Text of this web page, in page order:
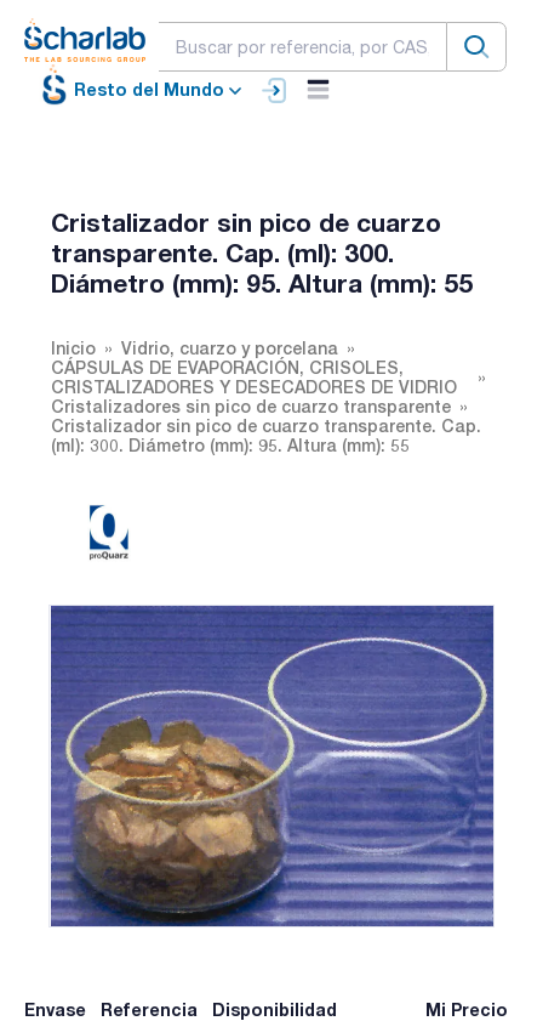
Resto del Mundo
Cristalizador sin pico de cuarzo
transparente. Cap. (ml): 300.
Diámetro (mm): 95. Altura (mm): 55
Inicio
Vidrio, cuarzo y porcelana
CÁPSULAS DE EVAPORACIÓN, CRISOLES,
CRISTALIZADORES Y DESECADORES DE VIDRIO
Cristalizadores sin pico de cuarzo transparente
Cristalizador sin pico de cuarzo transparente. Cap.
(ml): 300. Diámetro (mm): 95. Altura (mm): 55
Envase Referencia Disponibilidad Mi Precio